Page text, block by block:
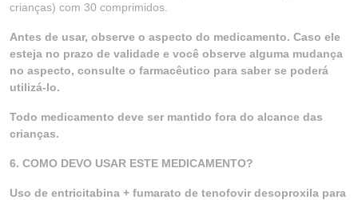
crianças) com 30 comprimidos.
Antes de usar, observe o aspecto do medicamento. Caso ele
esteja no prazo de validade e você observe alguma mudança
no aspecto, consulte o farmacêutico para saber se poderá
utilizá-lo.
Todo medicamento deve ser mantido fora do alcance das
crianças.
6. COMO DEVO USAR ESTE MEDICAMENTO?
Uso de entricitabina + fumarato de tenofovir desoproxila para